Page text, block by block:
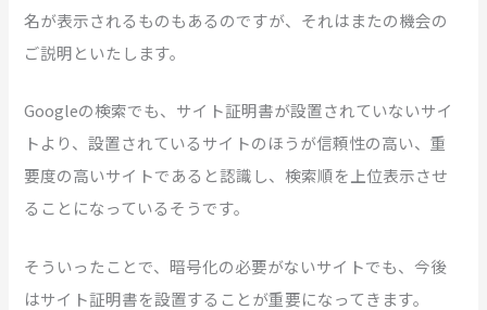
名が表示されるものもあるのですが、それはまたの機会の
ご説明といたします。
Googleの検索でも、サイト証明書が設置されていないサイ
トより、設置されているサイトのほうが信頼性の高い、重
要度の高いサイトであると認識し、検索順を上位表示させ
ることになっているそうです。
そういったことで、暗号化の必要がないサイトでも、今後
はサイト証明書を設置することが重要になってきます。